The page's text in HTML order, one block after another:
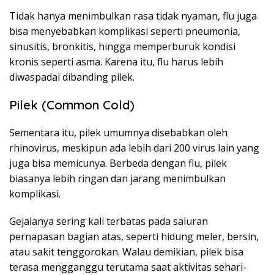
Tidak hanya menimbulkan rasa tidak nyaman, flu juga
bisa menyebabkan komplikasi seperti pneumonia,
sinusitis, bronkitis, hingga memperburuk kondisi
kronis seperti asma. Karena itu, flu harus lebih
diwaspadai dibanding pilek.
Pilek (Common Cold)
Sementara itu, pilek umumnya disebabkan oleh
rhinovirus, meskipun ada lebih dari 200 virus lain yang
juga bisa memicunya. Berbeda dengan flu, pilek
biasanya lebih ringan dan jarang menimbulkan
komplikasi.
Gejalanya sering kali terbatas pada saluran
pernapasan bagian atas, seperti hidung meler, bersin,
atau sakit tenggorokan. Walau demikian, pilek bisa
terasa mengganggu terutama saat aktivitas sehari-